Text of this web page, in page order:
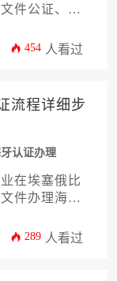
件公证、外
文书的规范
454 人看过
流程详细步
认证办理
在埃塞俄比
件办理海牙
俄比亚办理
289 人看过